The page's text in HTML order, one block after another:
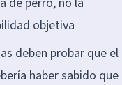
objetiva
deben probar que el
haber sabido que